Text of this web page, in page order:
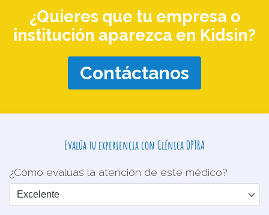
¿Quieres que tu empresa o
institución aparezca en Kidsin?
Contáctanos
Evalúa tu experiencia con Clínica OPTRA
¿Cómo evalúas la atención de este médico?